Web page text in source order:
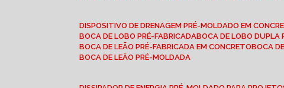
DISPOSITIVO DE DRENAGEM PRÉ-MOLDADO EM
BOCA DE LOBO PRÉ-FABRICADA BOCA DE LOBO
BOCA DE LEÃO PRÉ-FABRICADA EM CONCRETO BOCA
BOCA DE LEÃO PRÉ-MOLDADA